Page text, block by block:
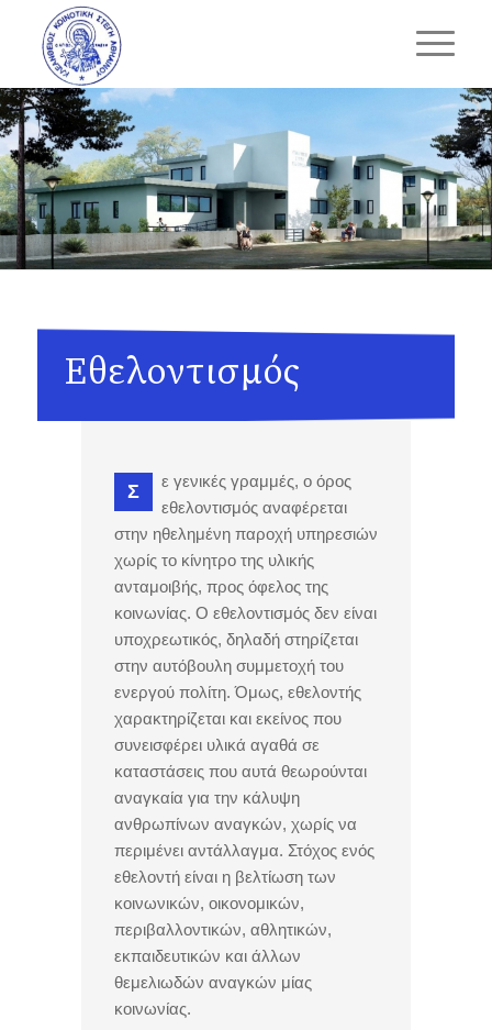
Εθελοντισμός
Σ
ε γενικές γραμμές, ο όρος
εθελοντισμός αναφέρεται
στην ηθελημένη παροχή υπηρεσιών
χωρίς το κίνητρο της υλικής
ανταμοιβής, προς όφελος της
κοινωνίας. Ο εθελοντισμός δεν είναι
υποχρεωτικός, δηλαδή στηρίζεται
στην αυτόβουλη συμμετοχή του
ενεργού πολίτη. Όμως, εθελοντής
χαρακτηρίζεται και εκείνος που
συνεισφέρει υλικά αγαθά σε
καταστάσεις που αυτά θεωρούνται
αναγκαία για την κάλυψη
ανθρωπίνων αναγκών, χωρίς να
περιμένει αντάλλαγμα. Στόχος ενός
εθελοντή είναι η βελτίωση των
κοινωνικών, οικονομικών,
περιβαλλοντικών, αθλητικών,
εκπαιδευτικών και άλλων
θεμελιωδών αναγκών μίας
κοινωνίας.